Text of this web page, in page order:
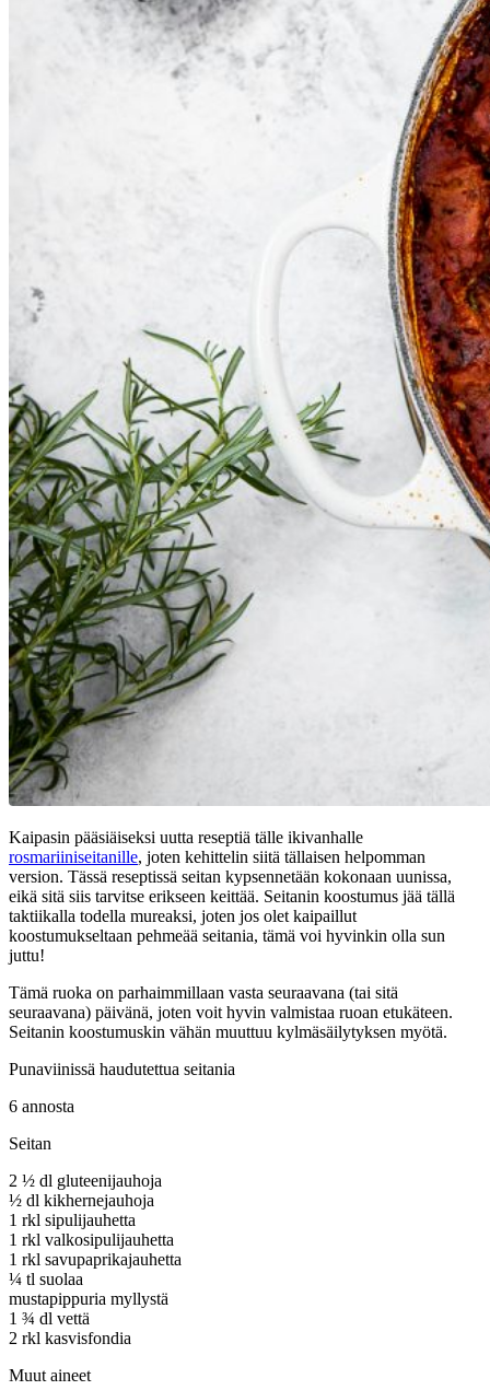
Kaipasin pääsiäiseksi uutta reseptiä tälle ikivanhalle
rosmariiniseitanille, joten kehittelin siitä tällaisen helpomman
version. Tässä reseptissä seitan kypsennetään kokonaan uunissa,
eikä sitä siis tarvitse erikseen keittää. Seitanin koostumus jää tällä
taktiikalla todella mureaksi, joten jos olet kaipaillut
koostumukseltaan pehmeää seitania, tämä voi hyvinkin olla sun
juttu!
Tämä ruoka on parhaimmillaan vasta seuraavana (tai sitä
seuraavana) päivänä, joten voit hyvin valmistaa ruoan etukäteen.
Seitanin koostumuskin vähän muuttuu kylmäsäilytyksen myötä.
Punaviinissä haudutettua seitania
6 annosta
Seitan
2 ½ dl gluteenijauhoja
½ dl kikhernejauhoja
1 rkl sipulijauhetta
1 rkl valkosipulijauhetta
1 rkl savupaprikajauhetta
¼ tl suolaa
mustapippuria myllystä
1 ¾ dl vettä
2 rkl kasvisfondia
Muut aineet